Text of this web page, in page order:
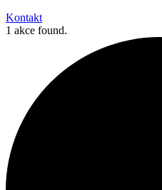
Kontakt
1 akce found.